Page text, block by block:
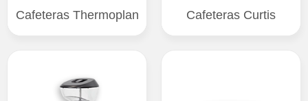
Cafeteras Thermoplan Cafeteras Curtis